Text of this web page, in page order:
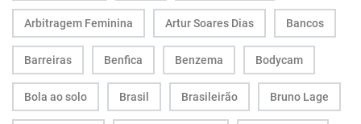
Arbitragem Feminina Artur Soares Dias Bancos
Barreiras Benfica Benzema Bodycam
Bola ao solo Brasil Brasileirão Bruno Lage